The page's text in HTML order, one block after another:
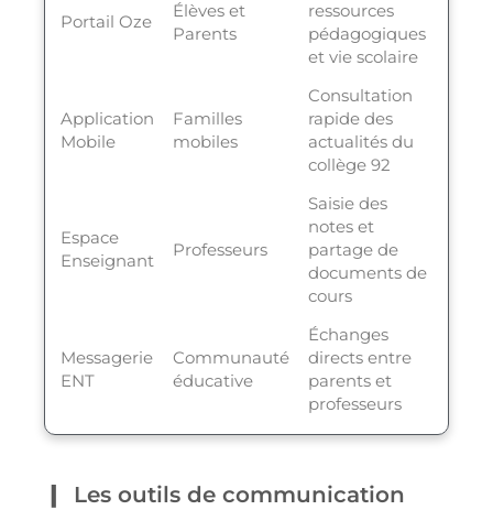
Portail Oze
Élèves et
Parents
ressources
pédagogiques
et vie scolaire
Application
Mobile
Familles
mobiles
Consultation
rapide des
actualités du
collège 92
Espace
Enseignant
Professeurs
Saisie des
notes et
partage de
documents de
cours
Messagerie
ENT
Communauté
éducative
Échanges
directs entre
parents et
professeurs
Les outils de communication